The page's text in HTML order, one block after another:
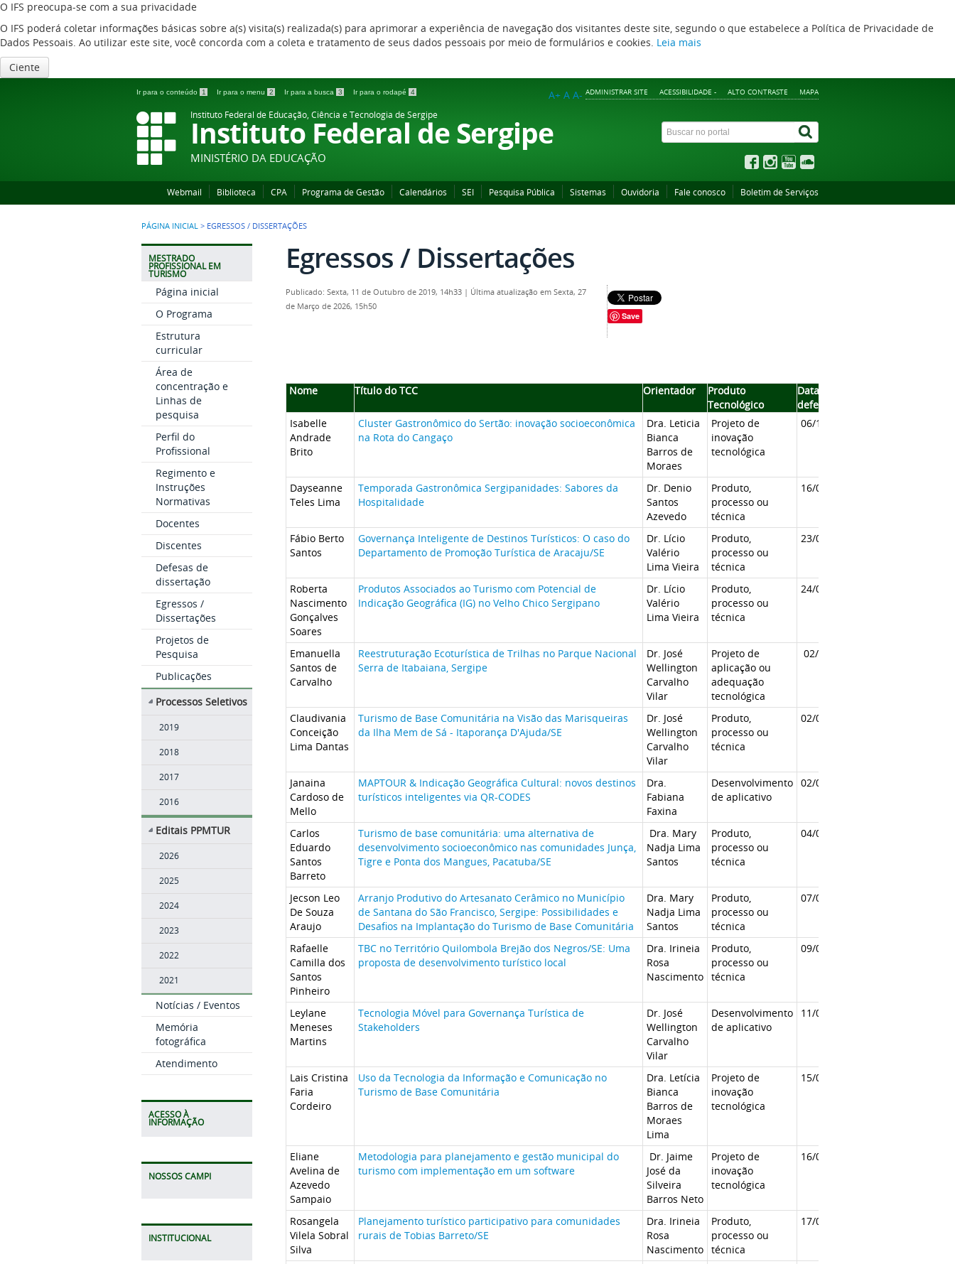
O IFS preocupa-se com a sua privacidade
O IFS poderá coletar informações básicas sobre a(s) visita(s) realizada(s) para aprimorar a experiência de navegação dos visitantes deste site, segundo o que estabelece a Política de Privacidade de
Dados Pessoais. Ao utilizar este site, você concorda com a coleta e tratamento de seus dados pessoais por meio de formulários e cookies. Leia mais
Ciente
Ir para o conteúdo 1 Ir para o menu 2 Ir para a busca 3 Ir para o rodapé 4 ADMINISTRAR SITE ACESSIBILIDADE - ALTO CONTRASTE MAPA
A+ A A-
Instituto Federal de Educação, Ciência e Tecnologia de Sergipe
Instituto Federal de Sergipe
MINISTÉRIO DA EDUCAÇÃO
Webmail Biblioteca CPA Programa de Gestão Calendários SEI Pesquisa Pública Sistemas Ouvidoria Fale conosco Boletim de Serviços
PÁGINA INICIAL > EGRESSOS / DISSERTAÇÕES
MESTRADO
PROFISSIONAL EM
TURISMO
Página inicial
O Programa
Estrutura
curricular
Área de
concentração e
Linhas de
pesquisa
Perfil do
Profissional
Regimento e
Instruções
Normativas
Docentes
Discentes
Defesas de
dissertação
Egressos /
Dissertações
Projetos de
Pesquisa
Publicações
Processos Seletivos
2019
2018
2017
2016
Editais PPMTUR
2026
2025
2024
2023
2022
2021
Notícias / Eventos
Memória
fotográfica
Atendimento
ACESSO À
INFORMAÇÃO
NOSSOS CAMPI
INSTITUCIONAL
Egressos / Dissertações
Publicado: Sexta, 11 de Outubro de 2019, 14h33 | Última atualização em Sexta, 27
de Março de 2026, 15h50
Save
Nome Título do TCC Orientador
Produto
Tecnológico
Data da
defesa
Isabelle
Andrade
Brito
Cluster Gastronômico do Sertão: inovação socioeconômica
na Rota do Cangaço
Dra. Leticia
Bianca
Barros de
Moraes
Projeto de
inovação
tecnológica
06/11/2017
Dayseanne
Teles Lima
Temporada Gastronômica Sergipanidades: Sabores da
Hospitalidade
Dr. Denio
Santos
Azevedo
Produto,
processo ou
técnica
16/04/2018
Fábio Berto
Santos
Governança Inteligente de Destinos Turísticos: O caso do
Departamento de Promoção Turística de Aracaju/SE
Dr. Lício
Valério
Lima Vieira
Produto,
processo ou
técnica
23/04/2018
Roberta
Nascimento
Gonçalves
Soares
Produtos Associados ao Turismo com Potencial de
Indicação Geográfica (IG) no Velho Chico Sergipano
Dr. Lício
Valério
Lima Vieira
Produto,
processo ou
técnica
24/04/2018
Emanuella
Santos de
Carvalho
Reestruturação Ecoturística de Trilhas no Parque Nacional
Serra de Itabaiana, Sergipe
Dr. José
Wellington
Carvalho
Vilar
Projeto de
aplicação ou
adequação
tecnológica
02/05/2018
Claudivania
Conceição
Lima Dantas
Turismo de Base Comunitária na Visão das Marisqueiras
da Ilha Mem de Sá - Itaporança D'Ajuda/SE
Dr. José
Wellington
Carvalho
Vilar
Produto,
processo ou
técnica
02/05/2018
Janaina
Cardoso de
Mello
MAPTOUR & Indicação Geográfica Cultural: novos destinos
turísticos inteligentes via QR-CODES
Dra.
Fabiana
Faxina
Desenvolvimento
de aplicativo
02/05/2018
Carlos
Eduardo
Santos
Barreto
Turismo de base comunitária: uma alternativa de
desenvolvimento socioeconômico nas comunidades Junça,
Tigre e Ponta dos Mangues, Pacatuba/SE
Dra. Mary
Nadja Lima
Santos
Produto,
processo ou
técnica
04/05/2018
Jecson Leo
De Souza
Araujo
Arranjo Produtivo do Artesanato Cerâmico no Município
de Santana do São Francisco, Sergipe: Possibilidades e
Desafios na Implantação do Turismo de Base Comunitária
Dra. Mary
Nadja Lima
Santos
Produto,
processo ou
técnica
07/05/2018
Rafaelle
Camilla dos
Santos
Pinheiro
TBC no Território Quilombola Brejão dos Negros/SE: Uma
proposta de desenvolvimento turístico local
Dra. Irineia
Rosa
Nascimento
Produto,
processo ou
técnica
09/05/2018
Leylane
Meneses
Martins
Tecnologia Móvel para Governança Turística de
Stakeholders
Dr. José
Wellington
Carvalho
Vilar
Desenvolvimento
de aplicativo
11/03/2019
Lais Cristina
Faria
Cordeiro
Uso da Tecnologia da Informação e Comunicação no
Turismo de Base Comunitária
Dra. Letícia
Bianca
Barros de
Moraes
Lima
Projeto de
inovação
tecnológica
15/04/2019
Eliane
Avelina de
Azevedo
Sampaio
Metodologia para planejamento e gestão municipal do
turismo com implementação em um software
Dr. Jaime
José da
Silveira
Barros Neto
Projeto de
inovação
tecnológica
16/04/2019
Rosangela
Vilela Sobral
Silva
Planejamento turístico participativo para comunidades
rurais de Tobias Barreto/SE
Dra. Irineia
Rosa
Nascimento
Produto,
processo ou
técnica
17/04/2019